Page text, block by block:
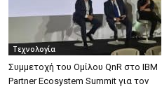
Τεχνολογία
Συμμετοχή του Ομίλου QnR στο IBM
Partner Ecosystem Summit για τον